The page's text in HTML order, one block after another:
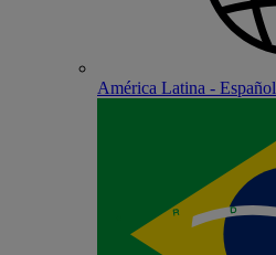
América Latina - Español